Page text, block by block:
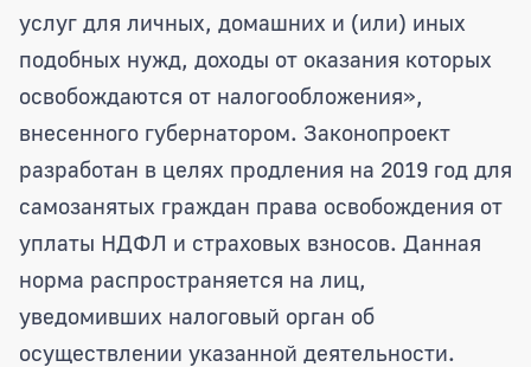
услуг для личных, домашних и (или) иных
подобных нужд, доходы от оказания которых
освобождаются от налогообложения»,
внесенного губернатором. Законопроект
разработан в целях продления на 2019 год для
самозанятых граждан права освобождения от
уплаты НДФЛ и страховых взносов. Данная
норма распространяется на лиц,
уведомивших налоговый орган об
осуществлении указанной деятельности.